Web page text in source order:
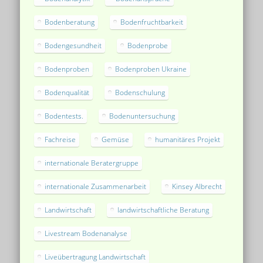
Bodenberatung Bodenfruchtbarkeit
Bodengesundheit Bodenprobe
Bodenproben Bodenproben Ukraine
Bodenqualität Bodenschulung
Bodentests. Bodenuntersuchung
Fachreise Gemüse humanitäres Projekt
internationale Beratergruppe
internationale Zusammenarbeit Kinsey Albrecht
Landwirtschaft landwirtschaftliche Beratung
Livestream Bodenanalyse
Liveübertragung Landwirtschaft